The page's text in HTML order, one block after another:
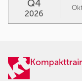
Q4
2026